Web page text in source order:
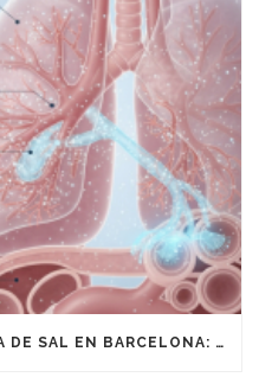
BENEFICIOS DE LA CUEVA DE SAL EN BARCELONA: CIENCIA, TRADICIÓN Y BIENESTAR